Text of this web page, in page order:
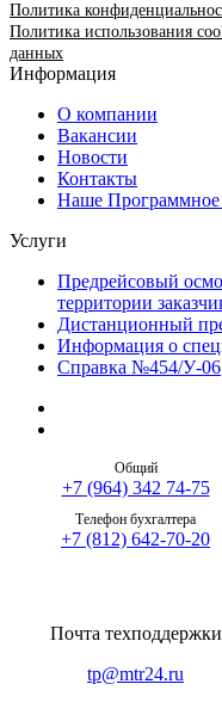
Политика
Политика использования
данных
Информация
О компании
Вакансии
Новости
Контакты
Наше Программное
Услуги
Предрейсовый
территории
Дистанционный
Информация о
Справка №454/У-06
Общий
+7 (964) 342 74-75
Телефон бухгалтера
+7 (812) 642-70-20
Почта техподдержки
tp@mtr24.ru